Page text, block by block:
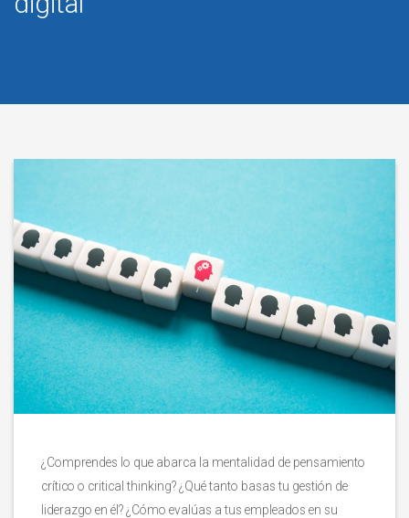
¿Comprendes lo que abarca la mentalidad de pensamiento
crítico o critical thinking? ¿Qué tanto basas tu gestión de
liderazgo en él? ¿Cómo evalúas a tus empleados en su